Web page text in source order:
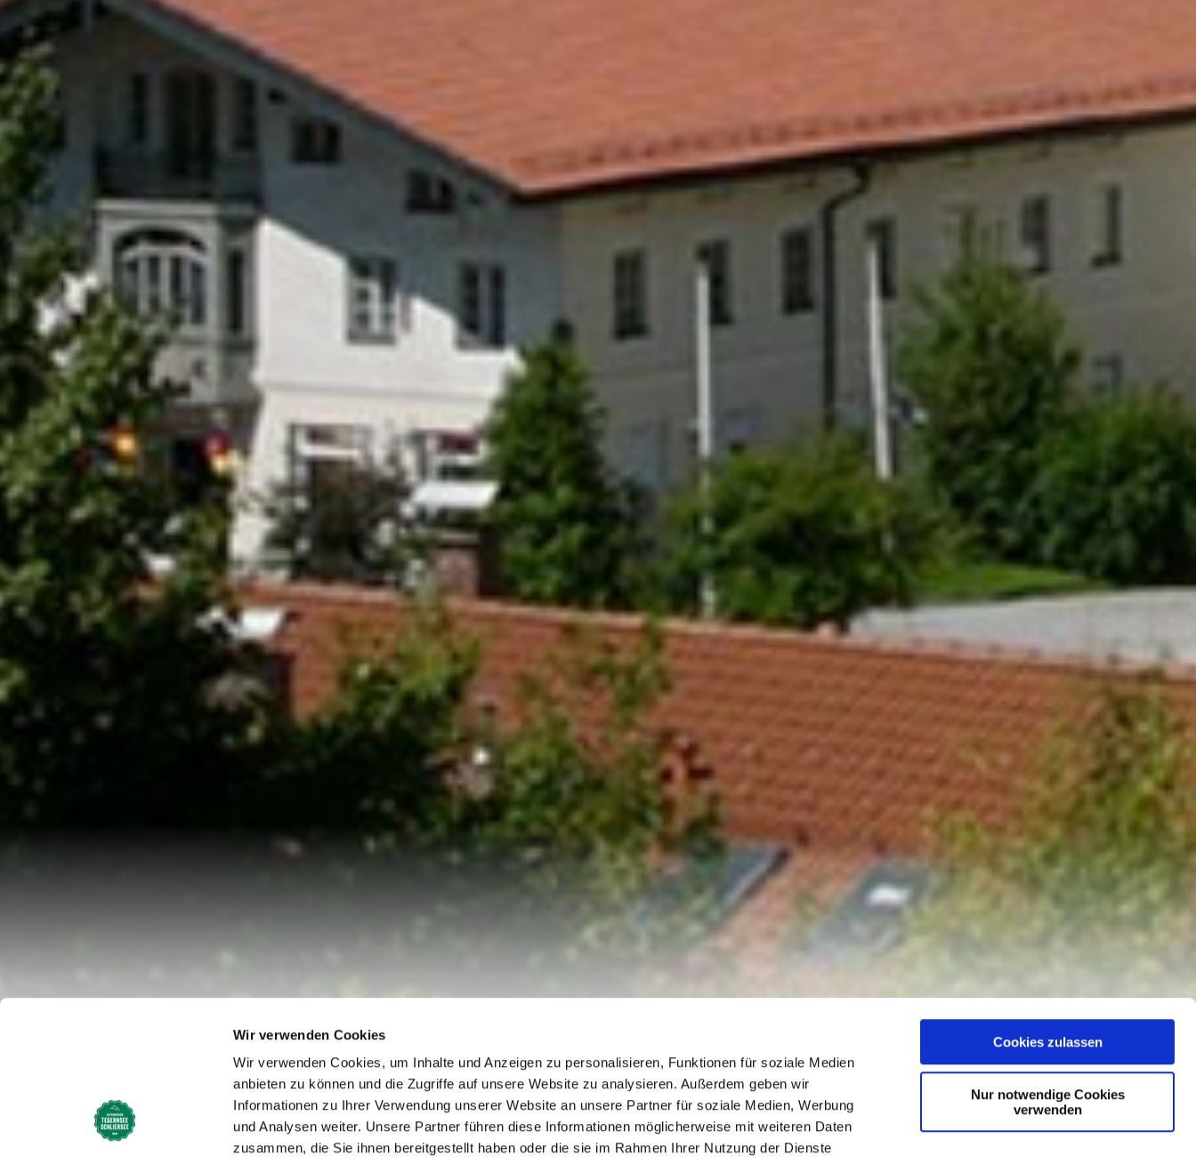
Wir verwenden Cookies
Wir verwenden Cookies, um Inhalte und Anzeigen zu personalisieren, Funktionen für soziale Medien
anbieten zu können und die Zugriffe auf unsere Website zu analysieren. Außerdem geben wir
Informationen zu Ihrer Verwendung unserer Website an unsere Partner für soziale Medien, Werbung
und Analysen weiter. Unsere Partner führen diese Informationen möglicherweise mit weiteren Daten
zusammen, die Sie ihnen bereitgestellt haben oder die sie im Rahmen Ihrer Nutzung der Dienste
Cookies zulassen
Nur notwendige Cookies
verwenden
Startseite Ostersonntag | Festgottesdienst mit Speisensegnung
Ostersonntag | Festgottesdienst mit